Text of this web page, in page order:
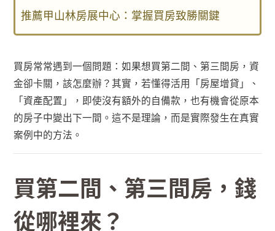
推薦甲山林房展中心：掌握買房致勝關鍵
買房常常遇到一個問題：如果想買第二間、第三間房，資
金卻卡關，該怎麼辦？其實，若懂得活用「房屋增貸」、
「資產配置」，即使沒有額外的自備款，也有機會從原本
的房子中變出下一間。這不是理論，而是實際發生在真實
案例中的方法。
買第二間、第三間房，錢
從哪裡來？